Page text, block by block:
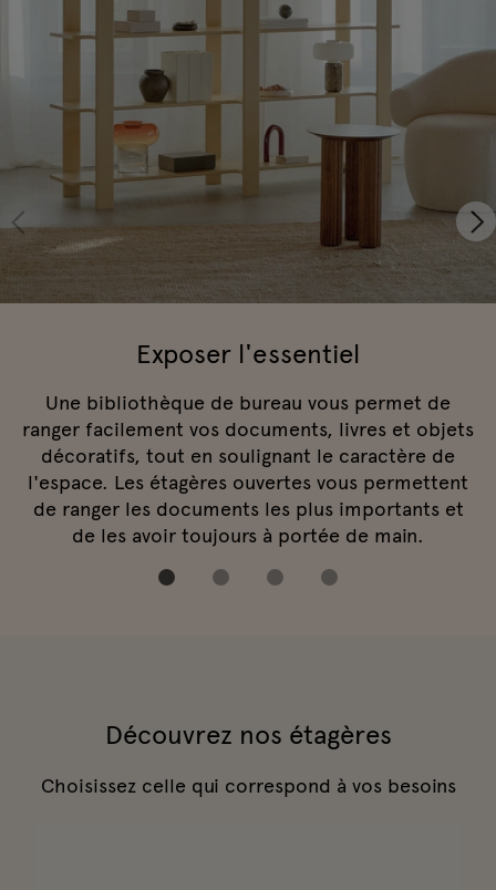
Exposer l'essentiel
Une bibliothèque de bureau vous permet de
ranger facilement vos documents, livres et objets
décoratifs, tout en soulignant le caractère de
l'espace. Les étagères ouvertes vous permettent
de ranger les documents les plus importants et
de les avoir toujours à portée de main.
Découvrez nos étagères
Choisissez celle qui correspond à vos besoins